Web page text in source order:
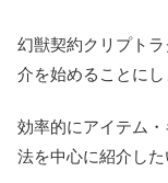
幻獣契約クリプト
介を始めることにし
効率的にアイテム
法を中心に紹介した